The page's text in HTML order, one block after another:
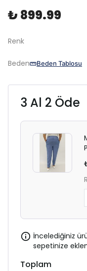
₺ 899.99
Renk
Beden Beden Tablosu
3 Al 2 Öde
İncelediğiniz
sepetinize
Toplam